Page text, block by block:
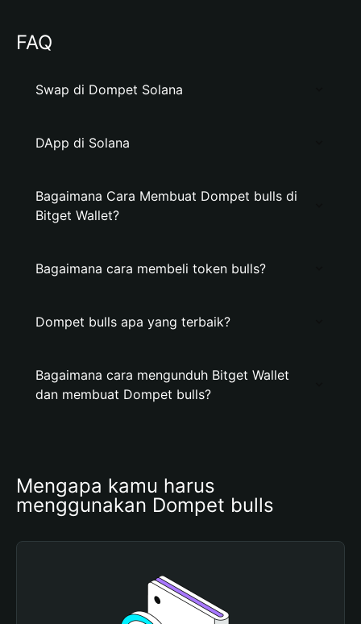
FAQ
Swap di Dompet Solana
DApp di Solana
Bagaimana Cara Membuat Dompet bulls di
Bitget Wallet?
Bagaimana cara membeli token bulls?
Dompet bulls apa yang terbaik?
Bagaimana cara mengunduh Bitget Wallet
dan membuat Dompet bulls?
Mengapa kamu harus
menggunakan Dompet bulls